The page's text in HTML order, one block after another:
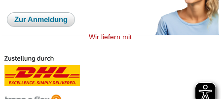
Zur Anmeldung
Wir liefern mit